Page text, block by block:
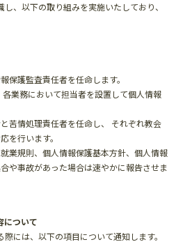
、以下の取り組みを実施いたしており、
保護監査責任者を任命します。
業務において担当者を設置して個人情報
苦情処理責任者を任命し、 それぞれ教会
を行います。
業規則、個人情報保護基本方針、個人情報
や事故があった場合は速やかに報告させま
について
には、以下の項目について通知します。